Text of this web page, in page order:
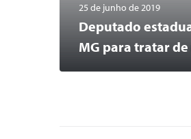
25 de junho de 2019
Deputado
MG para tratar